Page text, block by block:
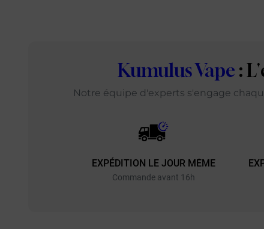
Kumulus Vape :
Notre équipe d'experts s'engage
EXPÉDITION LE JOUR MÊME
Commande avant 16h